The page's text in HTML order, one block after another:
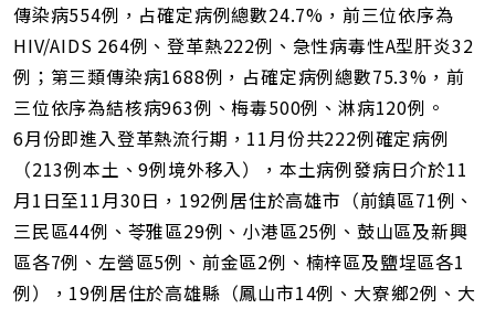
傳染病554例，占確定病例總數24.7%，前三位依序為
HIV/AIDS 264例、登革熱222例、急性病毒性A型肝炎32
例；第三類傳染病1688例，占確定病例總數75.3%，前
三位依序為結核病963例、梅毒500例、淋病120例。
6月份即進入登革熱流行期，11月份共222例確定病例
（213例本土、9例境外移入），本土病例發病日介於11
月1日至11月30日，192例居住於高雄市（前鎮區71例、
三民區44例、苓雅區29例、小港區25例、鼓山區及新興
區各7例、左營區5例、前金區2例、楠梓區及鹽埕區各1
例），19例居住於高雄縣（鳳山市14例、大寮鄉2例、大